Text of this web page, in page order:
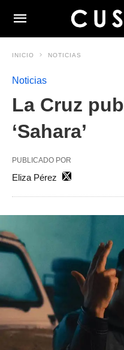
INICIO NOTICIAS
Noticias
La Cruz
‘Sahara’
PUBLICADO POR
Eliza Pérez